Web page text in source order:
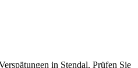
in Stendal. Prüfen Sie